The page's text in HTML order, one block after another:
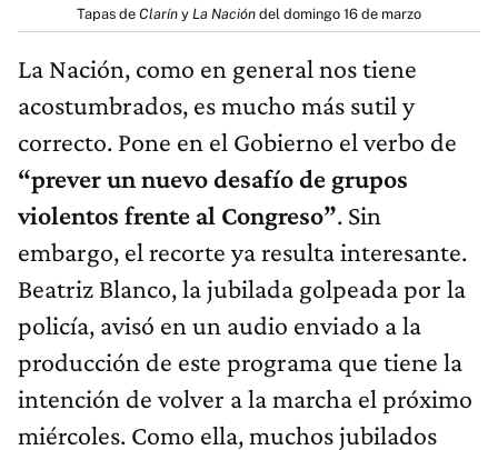
Tapas de Clarín y La Nación del domingo 16 de marzo
La Nación, como en general nos tiene
acostumbrados, es mucho más sutil y
correcto. Pone en el Gobierno el verbo de
“prever un nuevo desafío de grupos
violentos frente al Congreso”. Sin
embargo, el recorte ya resulta interesante.
Beatriz Blanco, la jubilada golpeada por la
policía, avisó en un audio enviado a la
producción de este programa que tiene la
intención de volver a la marcha el próximo
miércoles. Como ella, muchos jubilados